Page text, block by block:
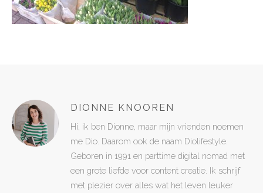
DIONNE KNOOREN
Hi, ik ben Dionne, maar mijn vrienden noemen
me Dio. Daarom ook de naam Diolifestyle.
Geboren in 1991 en parttime digital nomad met
een grote liefde voor content creatie. Ik schrijf
met plezier over alles wat het leven leuker